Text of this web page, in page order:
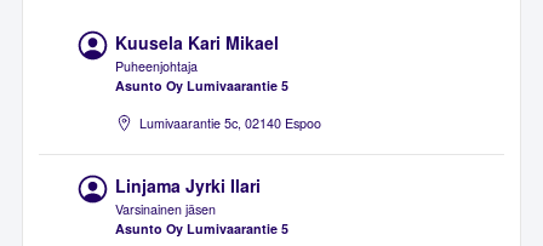
Kuusela Kari Mikael
Puheenjohtaja
Asunto Oy Lumivaarantie 5
Lumivaarantie 5c, 02140 Espoo
Linjama Jyrki Ilari
Varsinainen jäsen
Asunto Oy Lumivaarantie 5